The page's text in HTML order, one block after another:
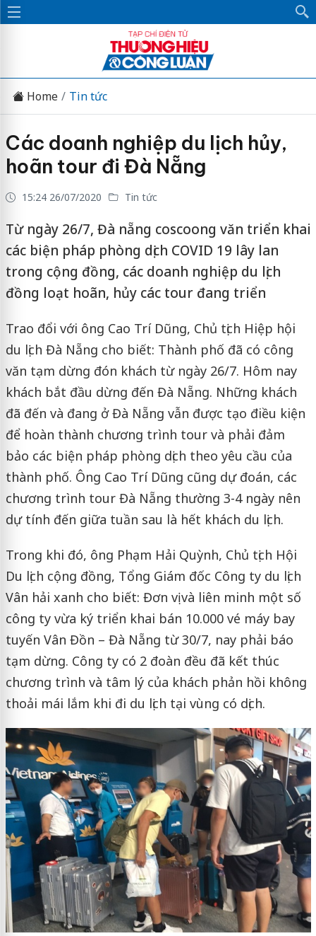
Home Tin tức
Các doanh nghiệp du lịch hủy,
hoãn tour đi Đà Nẵng
15:24 26/07/2020 Tin tức
Từ ngày 26/7, Đà nẵng coscoong văn triển khai
các biện pháp phòng dịch COVID 19 lây lan
trong cộng đồng, các doanh nghiệp du lịch
đồng loạt hoãn, hủy các tour đang triển
Trao đổi với ông Cao Trí Dũng, Chủ tịch Hiệp hội
du lịch Đà Nẵng cho biết: Thành phố đã có công
văn tạm dừng đón khách từ ngày 26/7. Hôm nay
khách bắt đầu dừng đến Đà Nẵng. Những khách
đã đến và đang ở Đà Nẵng vẫn được tạo điều kiện
để hoàn thành chương trình tour và phải đảm
bảo các biện pháp phòng dịch theo yêu cầu của
thành phố. Ông Cao Trí Dũng cũng dự đoán, các
chương trình tour Đà Nẵng thường 3-4 ngày nên
dự tính đến giữa tuần sau là hết khách du lịch.
Trong khi đó, ông Phạm Hải Quỳnh, Chủ tịch Hội
Du lịch cộng đồng, Tổng Giám đốc Công ty du lịch
Vân hải xanh cho biết: Đơn vị và liên minh một số
công ty vừa ký triển khai bán 10.000 vé máy bay
tuyến Vân Đồn – Đà Nẵng từ 30/7, nay phải báo
tạm dừng. Công ty có 2 đoàn đều đã kết thúc
chương trình và tâm lý của khách phản hồi không
thoải mái lắm khi đi du lịch tại vùng có dịch.